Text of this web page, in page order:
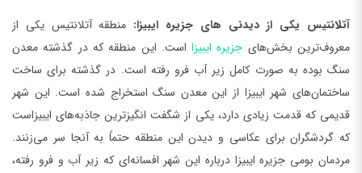
آتلانتیس یکی از دیدنی ‌های جزیره ایبیزا: منطقه آتلانتیس یکی از
معروف‌ترین بخش‌های جزیره ایبیزااست. این منطقه که در گذشته معدن
سنگ بوده به صورت کامل زیر آب فرو رفته است. در گذشته برای ساخت
ساختمان‌های شهر ایبیزا از این معدن سنگ استخراج شده است. این شهر
قدیمی که قدمت زیادی دارد، یکی از شگفت انگیزترین جاذبه‌های ایبیزاست
که گردشگران برای عکاسی و دیدن این منطقه حتماً به آنجا سر می‌زنند.
مردمان بومی جزیره ایبیزا درباره این شهر افسانه‌ای که زیر آب و فرو رفته،